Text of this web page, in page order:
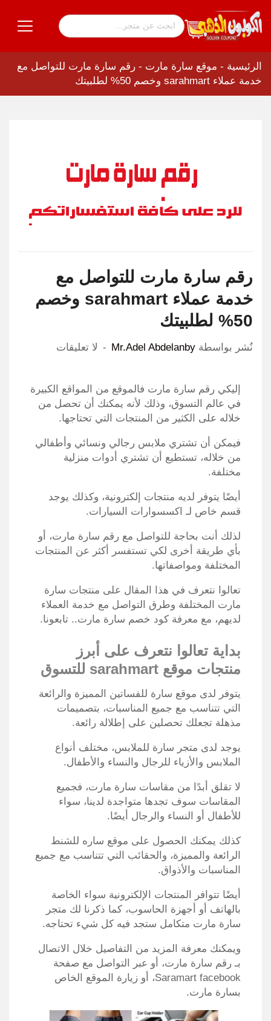
الرئيسية - موقع سارة مارت - رقم سارة مارت للتواصل مع
خدمة عملاء sarahmart وخصم 50% لطلبيتك
رقم سارة مارت للتواصل مع
خدمة عملاء sarahmart وخصم
50% لطلبيتك
نٌشر بواسطة Mr.Adel Abdelanby لا تعليقات
إليكي رقم سارة مارت فالموقع من المواقع الكبيرة
في عالم التسوق، وذلك لأنه يمكنك أن تحصل من
خلاله على الكثير من المنتجات التي تحتاجها.
فيمكن أن تشتري ملابس رجالي ونسائي وأطفالي
من خلاله، تستطيع أن تشتري أدوات منزلية
مختلفة.
أيضًا يتوفر لديه منتجات إلكترونية، وكذلك يوجد
قسم خاص لـ اكسسوارات السيارات.
لذلك أنت بحاجة للتواصل مع رقم سارة مارت، أو
بأي طريقة أخرى لكي تستفسر أكثر عن المنتجات
المختلفة ومواصفاتها.
تعالوا نتعرف في هذا المقال على منتجات سارة
مارت المختلفة وطرق التواصل مع خدمة العملاء
لديهم، مع معرفة كود خصم سارة مارت.. تابعونا.
بداية تعالوا نتعرف على أبرز
منتجات موقع sarahmart للتسوق
يتوفر لدى موقع سارة للفساتين المميزة والرائعة
التي تتناسب مع جميع المناسبات، بتصميمات
مذهلة تجعلك تحصلين على إطلالة رائعة.
يوجد لدى متجر سارة للملابس، مختلف أنواع
الملابس والأزياء للرجال والنساء والأطفال.
لا تقلق أبدًا من مقاسات سارة مارت، فجميع
المقاسات سوف تجدها متواجدة لدينا، سواء
للأطفال أو النساء والرجال أيضًا.
كذلك يمكنك الحصول على موقع ساره للشنط
الرائعة والمميزة، والحقائب التي تتناسب مع جميع
المناسبات والأذواق.
أيضًا تتوافر المنتجات الإلكترونية سواء الخاصة
بالهاتف أو أجهزة الحاسوب، كما ذكرنا لك متجر
سارة مارت متكامل ستجد فيه كل شيء تحتاجه.
ويمكنك معرفة المزيد من التفاصيل خلال الاتصال
بـ رقم سارة مارت، أو عبر التواصل مع صفحة
Saramart facebook، أو زيارة الموقع الخاص
بسارة مارت.